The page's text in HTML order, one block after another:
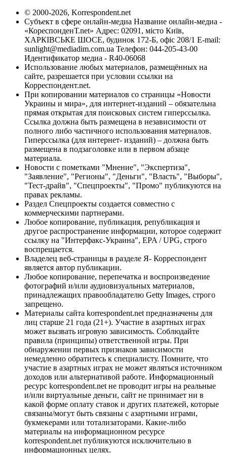
© 2000-2026, Korrespondent.net
Субъект в сфере онлайн-медиа Название онлайн-медиа -
«КореспонденТ.net» Адрес: 02091, місто Київ,
ХАРКІВСЬКЕ ШОСЕ, будинок 172-Б, офіс 208/1 E-mail:
sunlight@mediadim.com.ua Телефон: 044-205-43-00
Идентификатор медиа - R40-06068
Использование любых материалов, размещённых на
сайте, разрешается при условии ссылки на
Корреспондент.net.
При копировании материалов со страницы «Новости
Украины и мира», для интернет-изданий – обязательна
прямая открытая для поисковых систем гиперссылка.
Ссылка должна быть размещена в независимости от
полного либо частичного использования материалов.
Гиперссылка (для интернет- изданий) – должна быть
размещена в подзаголовке или в первом абзаце
материала.
Новости с пометками "Мнение", "Экспертиза",
"Заявление", "Регионы", "Деньги", "Власть", "Выборы",
"Тест-драйв", "Спецпроекты", "Промо" публикуются на
правах рекламы.
Раздел Спецпроекты создается совместно с
коммерческими партнерами.
Любое копирование, публикация, републикация и
другое распространение информации, которое содержит
ссылку на "Интерфакс-Украина", EPA / UPG, строго
воспрещается.
Владелец веб-страницы в разделе Я- Корреспондент
является автор публикации.
Любое копирование, перепечатка и воспроизведение
фотографий и/или аудиовизуальных материалов,
принадлежащих правообладателю Getty Images, строго
запрещено.
Материалы сайта korrespondent.net предназначены для
лиц старше 21 года (21+). Участие в азартных играх
может вызвать игровую зависимость. Соблюдайте
правила (принципы) ответственной игры. При
обнаружении первых признаков зависимости
немедленно обратитесь к специалисту. Помните, что
участие в азартных играх не может являться источником
доходов или альтернативой работе. Информационный
ресурс korrespondent.net не проводит игры на реальные
и/или виртуальные деньги, сайт не принимает ни в
какой форме оплату ставок и других платежей, которые
связаны/могут быть связаны с азартными играми,
букмекерами или тотализаторами. Какие-либо
материалы на информационном ресурсе
korrespondent.net публикуются исключительно в
информационных целях.